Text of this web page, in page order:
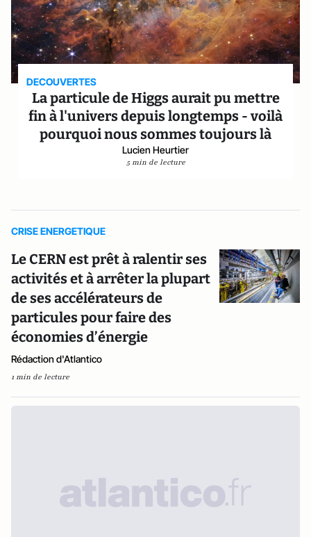
DECOUVERTES
La particule de Higgs aurait pu mettre
fin à l'univers depuis longtemps - voilà
pourquoi nous sommes toujours là
Lucien Heurtier
5 min de lecture
CRISE ENERGETIQUE
Le CERN est prêt à ralentir ses
activités et à arrêter la plupart
de ses accélérateurs de
particules pour faire des
économies d’énergie
Rédaction d'Atlantico
1 min de lecture